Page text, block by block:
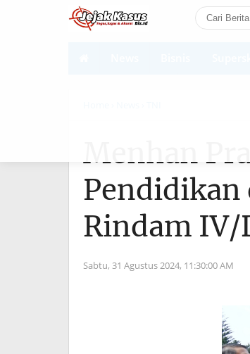
Menhan
Pendidikan
Rindam IV/
Sabtu, 31 Agustus 2024, 11:30:00 AM